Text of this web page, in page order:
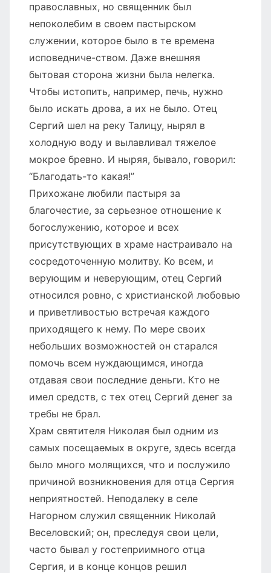
православных, но священник был
непоколебим в своем пастырском
служении, которое было в те времена
исповедниче-ством. Даже внешняя
бытовая сторона жизни была нелегка.
Чтобы истопить, например, печь, нужно
было искать дрова, а их не было. Отец
Сергий шел на реку Талицу, нырял в
холодную воду и вылавливал тяжелое
мокрое бревно. И ныряя, бывало, говорил:
“Благодать-то какая!”
Прихожане любили пастыря за
благочестие, за серьезное отношение к
богослужению, которое и всех
присутствующих в храме настраивало на
сосредоточенную молитву. Ко всем, и
верующим и неверующим, отец Сергий
относился ровно, с христианской любовью
и приветливостью встречая каждого
приходящего к нему. По мере своих
небольших возможностей он старался
помочь всем нуждающимся, иногда
отдавая свои последние деньги. Кто не
имел средств, с тех отец Сергий денег за
требы не брал.
Храм святителя Николая был одним из
самых посещаемых в округе, здесь всегда
было много молящихся, что и послужило
причиной возникновения для отца Сергия
неприятностей. Неподалеку в селе
Нагорном служил священник Николай
Веселовский; он, преследуя свои цели,
часто бывал у гостеприимного отца
Сергия, и в конце концов решил